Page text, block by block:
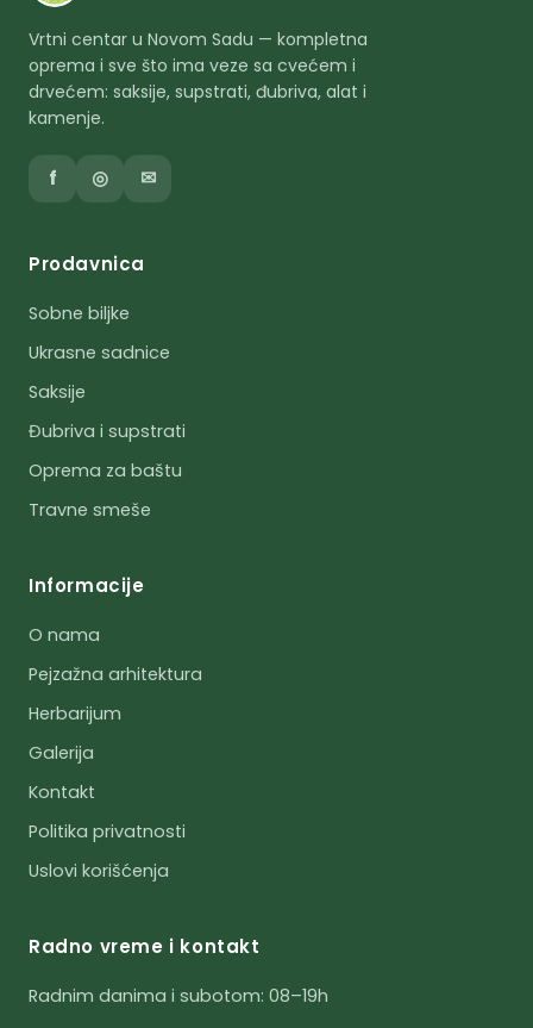
Vrtni centar u Novom Sadu — kompletna
oprema i sve što ima veze sa cvećem i
drvećem: saksije, supstrati, đubriva, alat i
kamenje.
f ◎ ✉
Prodavnica
Sobne biljke
Ukrasne sadnice
Saksije
Đubriva i supstrati
Oprema za baštu
Travne smeše
Informacije
O nama
Pejzažna arhitektura
Herbarijum
Galerija
Kontakt
Politika privatnosti
Uslovi korišćenja
Radno vreme i kontakt
Radnim danima i subotom: 08–19h